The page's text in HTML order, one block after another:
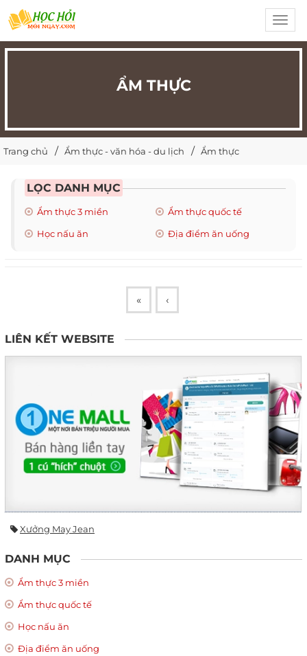
ẨM THỰC
Trang chủ Ẩm thực - văn hóa - du lịch Ẩm thực
LỌC DANH MỤC
Ẩm thực 3 miền
Ẩm thực quốc tế
Học nấu ăn
Địa điểm ăn uống
« ‹
LIÊN KẾT WEBSITE
Xưởng May Jean
DANH MỤC
Ẩm thực 3 miền
Ẩm thực quốc tế
Học nấu ăn
Địa điểm ăn uống